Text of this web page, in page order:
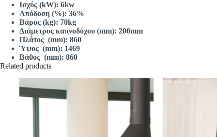
Ισχύς (kW): 6kw
Απόδοση (%): 36%
Βάρος (kg): 70kg
Διάμετρος καπνοδόχου (mm): 200mm
Πλάτος (mm): 860
Ύψος (mm): 1469
Βάθος (mm): 860
Related products